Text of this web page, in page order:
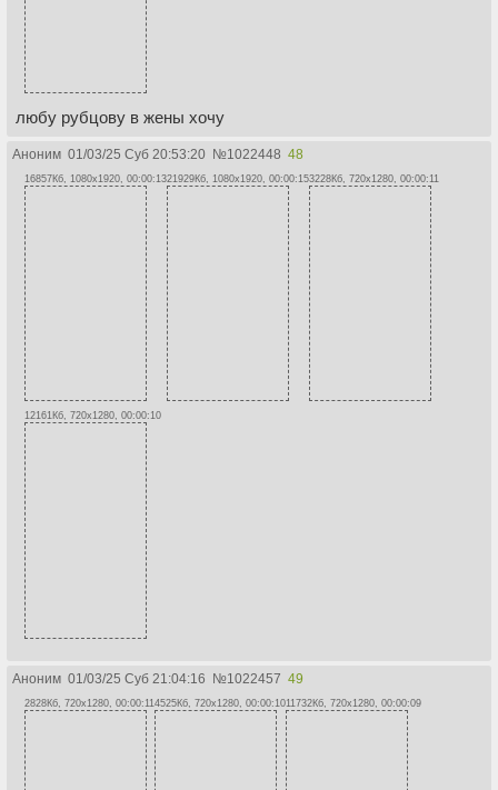
любу рубцову в жены хочу
Аноним 01/03/25 Суб 20:53:20 №1022448 48
16857Кб, 1080x1920, 00:00:1321929Кб, 1080x1920, 00:00:153228Кб, 720x1280, 00:00:11
12161Кб, 720x1280, 00:00:10
Аноним 01/03/25 Суб 21:04:16 №1022457 49
2828Кб, 720x1280, 00:00:114525Кб, 720x1280, 00:00:1011732Кб, 720x1280, 00:00:09